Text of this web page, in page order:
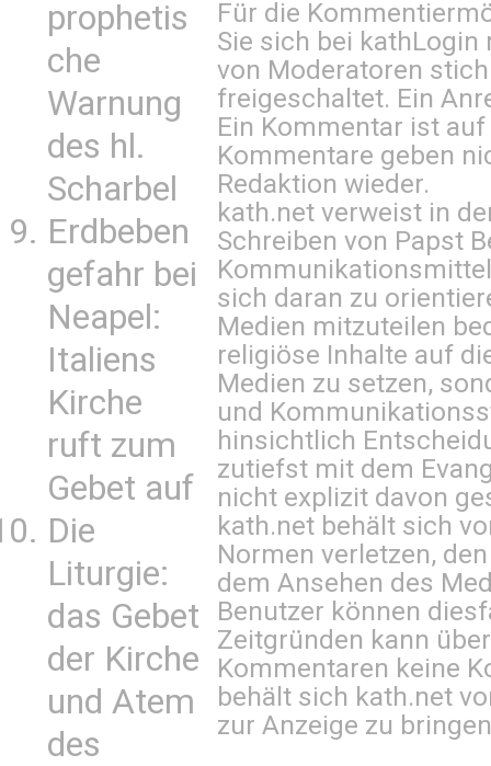
prophetis
che
Warnung
des hl.
Scharbel
Erdbeben
gefahr bei
Neapel:
Italiens
Kirche
ruft zum
Gebet auf
Die
Liturgie:
das Gebet
der Kirche
und Atem
des
Für die
Sie sich bei kathLogin
von Moderatoren
freigeschaltet. Ein
Ein Kommentar ist
Kommentare geben
Redaktion wieder.
kath.net verweist in
Schreiben von Papst
sich daran zu
Medien mitzuteilen
religiöse Inhalte auf
Medien zu setzen,
und
hinsichtlich
zutiefst mit dem
nicht explizit davon
kath.net behält sich
Normen verletzen,
dem Ansehen des
Benutzer können
Zeitgründen kann
Kommentaren keine
behält sich kath.net
zur Anzeige zu